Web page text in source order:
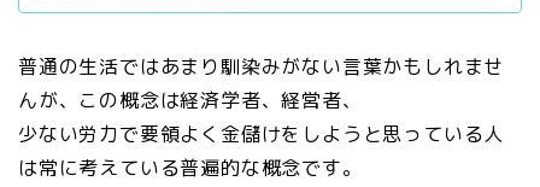
普通の生活ではあまり馴染みがない言葉かもしれませ
んが、この概念は経済学者、経営者、
少ない労力で要領よく金儲けをしようと思っている人
は常に考えている普遍的な概念です。